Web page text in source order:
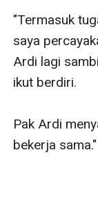
"Termasuk
saya
Ardi lagi
ikut berdiri.
Pak Ardi
bekerja sama."